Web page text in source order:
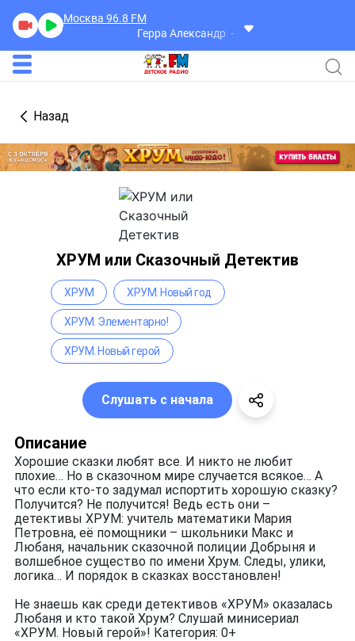
Москва 96.8 FM
Герра Александр
Разговоры
Назад
ХРУМ или Сказочный Детектив
Описание
Хорошие сказки любят все. И никто не любит
плохие… Но в сказочном мире случается всякое… А
что если кто-то задумал испортить хорошую сказку?
Получится? Не получится! Ведь есть они –
детективы ХРУМ: учитель математики Мария
Петровна, её помощники – школьники Макс и
Любаня, начальник сказочной полиции Добрыня и
волшебное существо по имени Хрум. Следы, улики,
логика… И порядок в сказках восстановлен!
Не знаешь как среди детективов «ХРУМ» оказалась
Любаня и кто такой Хрум? Слушай минисериал
«ХРУМ. Новый герой»! Категория: 0+
ХРУМ ХРУМ. Новый год
ХРУМ. Элементарно!
ХРУМ. Новый герой
Слушать с начала